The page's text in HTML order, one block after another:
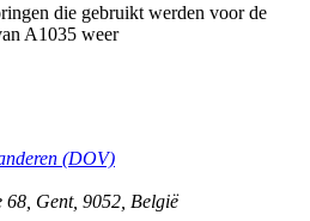
die gebruikt werden voor de
A1035 weer
(DOV)
68 Gent, 9052 België